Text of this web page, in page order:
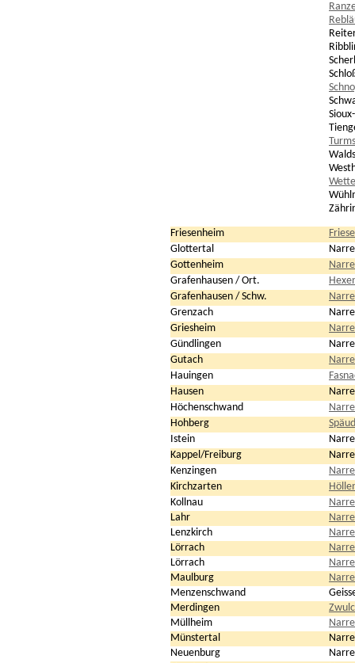
Friesenheim
Glottertal
Gottenheim
Grafenhausen / Ort.
Grafenhausen / Schw.
Grenzach
Griesheim
Gündlingen
Gutach
Hauingen
Hausen
Höchenschwand
Hohberg
Istein
Kappel/Freiburg
Kenzingen
Kirchzarten
Kollnau
Lahr
Lenzkirch
Lörrach
Lörrach
Maulburg
Menzenschwand
Merdingen
Müllheim
Münstertal
Neuenburg